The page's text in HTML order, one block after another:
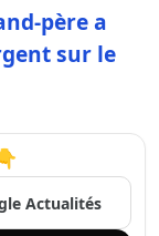
père a
sur le
Actualités